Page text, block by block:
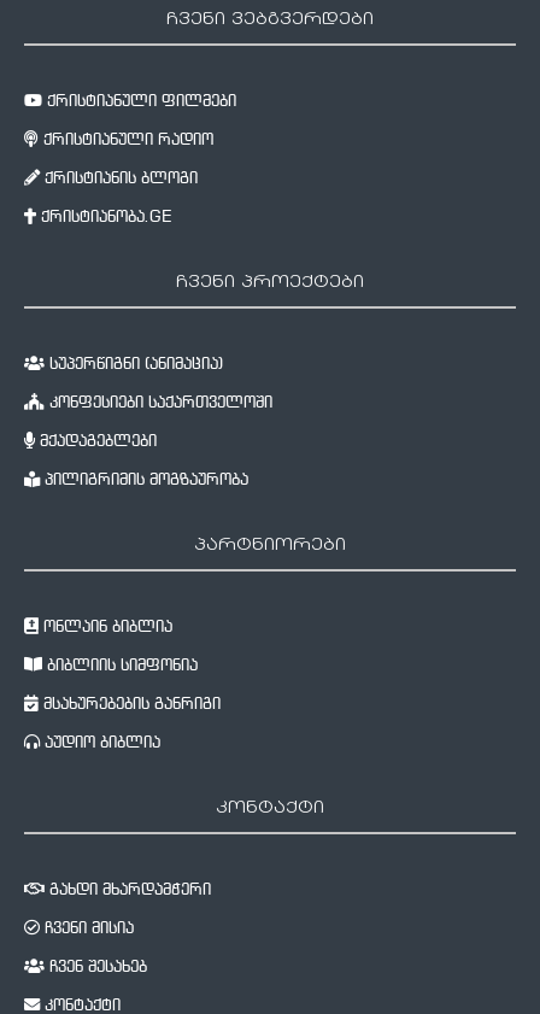
ჩვენი ვებგვერდები
ქრისტიანული ფილმები
ქრისტიანული რადიო
ქრისტიანის ბლოგი
ქრისტიანობა.GE
ჩვენი პროექტები
სუპერწიგნი (ანიმაცია)
კონფესიები საქართველოში
მქადაგებლები
პილიგრიმის მოგზაურობა
პარტნიორები
ონლაინ ბიბლია
ბიბლიის სიმფონია
მსახურებების განრიგი
აუდიო ბიბლია
კონტაქტი
გახდი მხარდამჭერი
ჩვენი მისია
ჩვენ შესახებ
კონტაქტი